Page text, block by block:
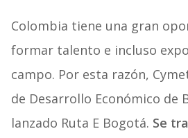
Colombia tiene una gran
formar talento e incluso
campo. Por esta razón,
de Desarrollo Económico de
lanzado Ruta E Bogotá. Se